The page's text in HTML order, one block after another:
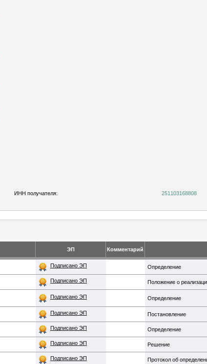
ИНН получателя: 251103168808
ЭП Комментарий
Подписано ЭП Определение
Подписано ЭП Положение о
Подписано ЭП Определение
Подписано ЭП Постановление
Подписано ЭП Определение
Подписано ЭП Решение
Подписано ЭП Протокол об